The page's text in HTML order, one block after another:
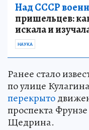
Над СССР
пришельцев:
искала и
НАУКА
Ранее стало
по улице
перекрыто
проспекта
Щедрина.